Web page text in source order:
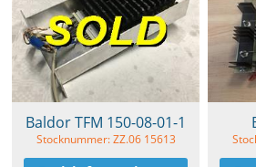
Baldor TFM 150-08-01-1
Stocknummer: ZZ.06 15613